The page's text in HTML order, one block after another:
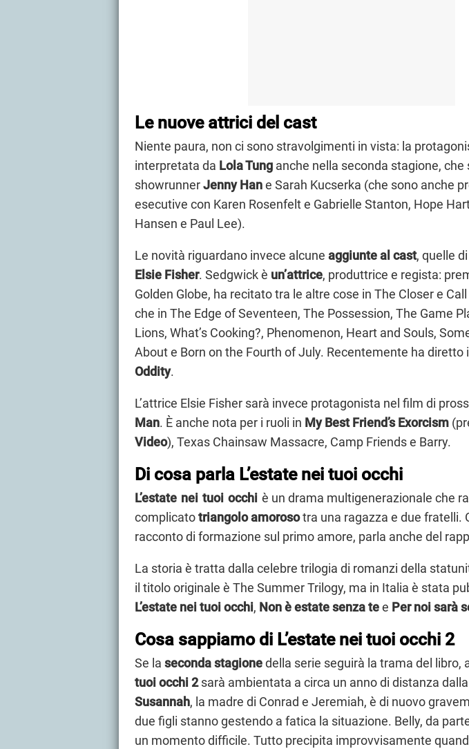
Le nuove attrici del cast
Niente paura, non ci sono stravolgimenti in vista: la
interpretata da Lola Tung anche nella seconda stagione, che
showrunnerJenny Hane Sarah Kucserka (che sono anche
esecutive con Karen Rosenfelt e Gabrielle Stanton, Hope
Hansen e Paul Lee).
Le novità riguardano invece alcune aggiunte al cast, quelle di
Elsie Fisher. Sedgwick è un’attrice, produttrice e regista:
Golden Globe, ha recitato tra le altre cose in The Closer e
che in The Edge of Seventeen, The Possession, The Game
Lions, What’s Cooking?, Phenomenon, Heart and Souls,
About e Born on the Fourth of July. Recentemente ha diretto
Oddity.
L’attrice Elsie Fisher sarà invece protagonista nel film di
Man. È anche nota per i ruoli in My Best Friend’s Exorcism
Video), Texas Chainsaw Massacre, Camp Friends e Barry.
Di cosa parla L’estate nei tuoi occhi
L’estate nei tuoi occhi è un drama multigenerazionale che
complicatotriangolo amorosotra una ragazza e due fratelli.
racconto di formazione sul primo amore, parla anche del
La storia è tratta dalla celebre trilogia di romanzi della
il titolo originale è The Summer Trilogy, ma in Italia è stata
L’estate nei tuoi occhi, Non è estate senza tee Per noi sarà
Cosa sappiamo di L’estate nei tuoi occhi 2
Se la seconda stagionedella serie seguirà la trama del libro,
tuoi occhi 2sarà ambientata a circa un anno di distanza
Susannah, la madre di Conrad e Jeremiah, è di nuovo
due figli stanno gestendo a fatica la situazione. Belly, da
un momento difficile. Tutto precipita improvvisamente